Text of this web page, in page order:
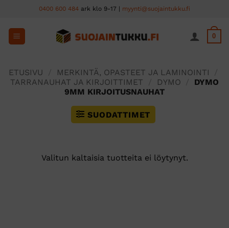
content
0400 600 484 ark klo 9-17 | myynti@suojaintukku.fi
0
ETUSIVU MERKINTÄ, OPASTEET JA LAMINOINTI
TARRANAUHAT JA KIRJOITTIMET
DYMO
DYMO
9MM KIRJOITUSNAUHAT
SUODATTIMET
Valitun kaltaisia tuotteita ei löytynyt.